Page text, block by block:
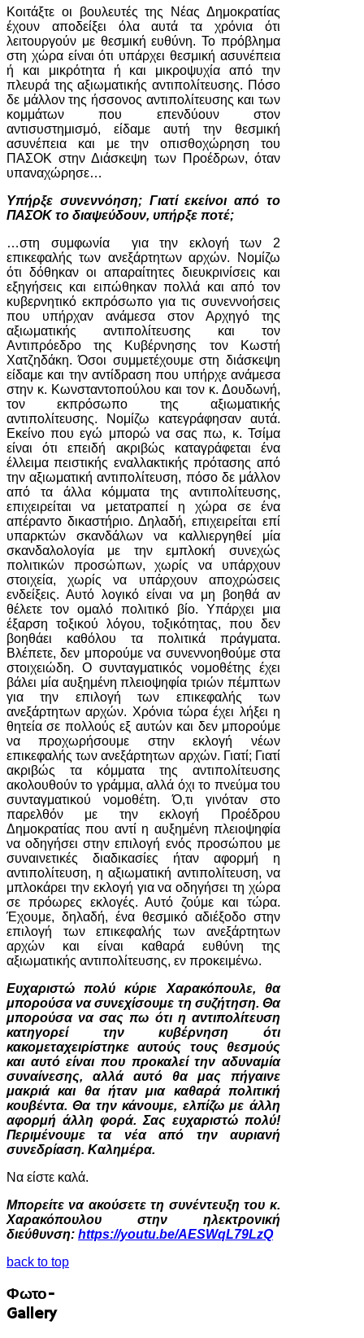
Κοιτάξτε οι βουλευτές της Νέας Δημοκρατίας
έχουν αποδείξει όλα αυτά τα χρόνια ότι
λειτουργούν με θεσμική ευθύνη. Το πρόβλημα
στη χώρα είναι ότι υπάρχει θεσμική ασυνέπεια
ή και μικρότητα ή και μικροψυχία από την
πλευρά της αξιωματικής αντιπολίτευσης. Πόσο
δε μάλλον της ήσσονος αντιπολίτευσης και των
κομμάτων που επενδύουν στον
αντισυστημισμό, είδαμε αυτή την θεσμική
ασυνέπεια και με την οπισθοχώρηση του
ΠΑΣΟΚ στην Διάσκεψη των Προέδρων, όταν
υπαναχώρησε…
Υπήρξε συνεννόηση; Γιατί εκείνοι από το
ΠΑΣΟΚ το διαψεύδουν, υπήρξε ποτέ;
…στη συμφωνία για την εκλογή των 2
επικεφαλής των ανεξάρτητων αρχών. Νομίζω
ότι δόθηκαν οι απαραίτητες διευκρινίσεις και
εξηγήσεις και ειπώθηκαν πολλά και από τον
κυβερνητικό εκπρόσωπο για τις συνεννοήσεις
που υπήρχαν ανάμεσα στον Αρχηγό της
αξιωματικής αντιπολίτευσης και τον
Αντιπρόεδρο της Κυβέρνησης τον Κωστή
Χατζηδάκη. Όσοι συμμετέχουμε στη διάσκεψη
είδαμε και την αντίδραση που υπήρχε ανάμεσα
στην κ. Κωνσταντοπούλου και τον κ. Δουδωνή,
τον εκπρόσωπο της αξιωματικής
αντιπολίτευσης. Νομίζω κατεγράφησαν αυτά.
Εκείνο που εγώ μπορώ να σας πω, κ. Τσίμα
είναι ότι επειδή ακριβώς καταγράφεται ένα
έλλειμα πειστικής εναλλακτικής πρότασης από
την αξιωματική αντιπολίτευση, πόσο δε μάλλον
από τα άλλα κόμματα της αντιπολίτευσης,
επιχειρείται να μετατραπεί η χώρα σε ένα
απέραντο δικαστήριο. Δηλαδή, επιχειρείται επί
υπαρκτών σκανδάλων να καλλιεργηθεί μία
σκανδαλολογία με την εμπλοκή συνεχώς
πολιτικών προσώπων, χωρίς να υπάρχουν
στοιχεία, χωρίς να υπάρχουν αποχρώσεις
ενδείξεις. Αυτό λογικό είναι να μη βοηθά αν
θέλετε τον ομαλό πολιτικό βίο. Υπάρχει μια
έξαρση τοξικού λόγου, τοξικότητας, που δεν
βοηθάει καθόλου τα πολιτικά πράγματα.
Βλέπετε, δεν μπορούμε να συνεννοηθούμε στα
στοιχειώδη. Ο συνταγματικός νομοθέτης έχει
βάλει μία αυξημένη πλειοψηφία τριών πέμπτων
για την επιλογή των επικεφαλής των
ανεξάρτητων αρχών. Χρόνια τώρα έχει λήξει η
θητεία σε πολλούς εξ αυτών και δεν μπορούμε
να προχωρήσουμε στην εκλογή νέων
επικεφαλής των ανεξάρτητων αρχών. Γιατί; Γιατί
ακριβώς τα κόμματα της αντιπολίτευσης
ακολουθούν το γράμμα, αλλά όχι το πνεύμα του
συνταγματικού νομοθέτη. Ό,τι γινόταν στο
παρελθόν με την εκλογή Προέδρου
Δημοκρατίας που αντί η αυξημένη πλειοψηφία
να οδηγήσει στην επιλογή ενός προσώπου με
συναινετικές διαδικασίες ήταν αφορμή η
αντιπολίτευση, η αξιωματική αντιπολίτευση, να
μπλοκάρει την εκλογή για να οδηγήσει τη χώρα
σε πρόωρες εκλογές. Αυτό ζούμε και τώρα.
Έχουμε, δηλαδή, ένα θεσμικό αδιέξοδο στην
επιλογή των επικεφαλής των ανεξάρτητων
αρχών και είναι καθαρά ευθύνη της
αξιωματικής αντιπολίτευσης, εν προκειμένω.
Ευχαριστώ πολύ κύριε Χαρακόπουλε, θα
μπορούσα να συνεχίσουμε τη συζήτηση. Θα
μπορούσα να σας πω ότι η αντιπολίτευση
κατηγορεί την κυβέρνηση ότι
κακομεταχειρίστηκε αυτούς τους θεσμούς
και αυτό είναι που προκαλεί την αδυναμία
συναίνεσης, αλλά αυτό θα μας πήγαινε
μακριά και θα ήταν μια καθαρά πολιτική
κουβέντα. Θα την κάνουμε, ελπίζω με άλλη
αφορμή άλλη φορά. Σας ευχαριστώ πολύ!
Περιμένουμε τα νέα από την αυριανή
συνεδρίαση. Καλημέρα.
Να είστε καλά.
Μπορείτε να ακούσετε τη συνέντευξη του κ.
Χαρακόπουλου στην ηλεκτρονική
διεύθυνση: https://youtu.be/AESWqL79LzQ
back to top
Φωτο-
Gallery